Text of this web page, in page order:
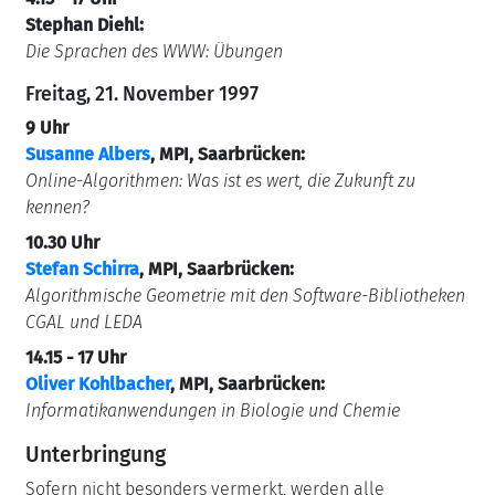
Stephan Diehl:
Die Sprachen des WWW: Übungen
Freitag, 21. November 1997
9 Uhr
Susanne Albers, MPI, Saarbrücken:
Online-Algorithmen: Was ist es wert, die Zukunft zu
kennen?
10.30 Uhr
Stefan Schirra, MPI, Saarbrücken:
Algorithmische Geometrie mit den Software-Bibliotheken
CGAL und LEDA
14.15 - 17 Uhr
Oliver Kohlbacher, MPI, Saarbrücken:
Informatikanwendungen in Biologie und Chemie
Unterbringung
Sofern nicht besonders vermerkt, werden alle